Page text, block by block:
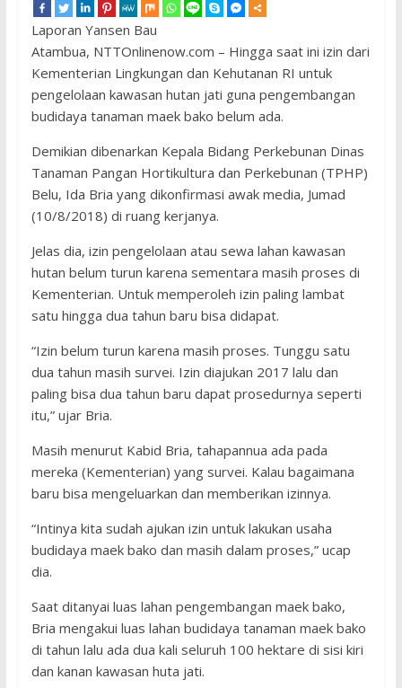
Laporan Yansen Bau
Atambua, NTTOnlinenow.com – Hingga saat ini izin dari
Kementerian Lingkungan dan Kehutanan RI untuk
pengelolaan kawasan hutan jati guna pengembangan
budidaya tanaman maek bako belum ada.
Demikian dibenarkan Kepala Bidang Perkebunan Dinas
Tanaman Pangan Hortikultura dan Perkebunan (TPHP)
Belu, Ida Bria yang dikonfirmasi awak media, Jumad
(10/8/2018) di ruang kerjanya.
Jelas dia, izin pengelolaan atau sewa lahan kawasan
hutan belum turun karena sementara masih proses di
Kementerian. Untuk memperoleh izin paling lambat
satu hingga dua tahun baru bisa didapat.
“Izin belum turun karena masih proses. Tunggu satu
dua tahun masih survei. Izin diajukan 2017 lalu dan
paling bisa dua tahun baru dapat prosedurnya seperti
itu,” ujar Bria.
Masih menurut Kabid Bria, tahapannua ada pada
mereka (Kementerian) yang survei. Kalau bagaimana
baru bisa mengeluarkan dan memberikan izinnya.
“Intinya kita sudah ajukan izin untuk lakukan usaha
budidaya maek bako dan masih dalam proses,” ucap
dia.
Saat ditanyai luas lahan pengembangan maek bako,
Bria mengakui luas lahan budidaya tanaman maek bako
di tahun lalu ada dua kali seluruh 100 hektare di sisi kiri
dan kanan kawasan huta jati.